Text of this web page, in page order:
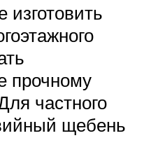
прочному
частного
щебень